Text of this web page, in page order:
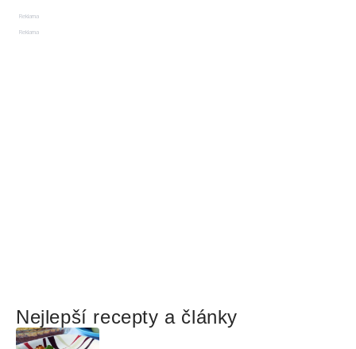
Reklama
Reklama
Nejlepší recepty a články